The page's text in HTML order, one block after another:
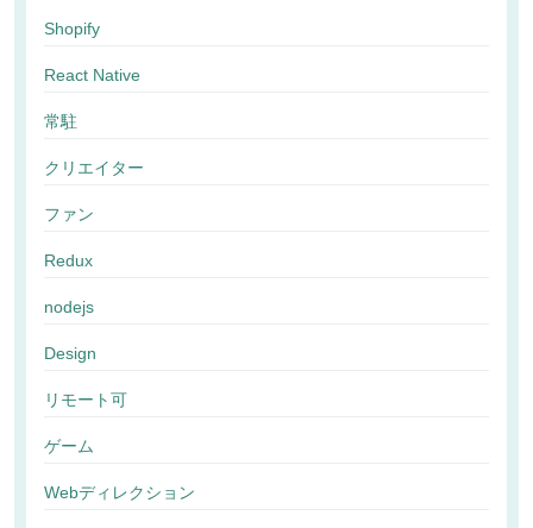
Shopify
React Native
常駐
クリエイター
ファン
Redux
nodejs
Design
リモート可
ゲーム
Webディレクション